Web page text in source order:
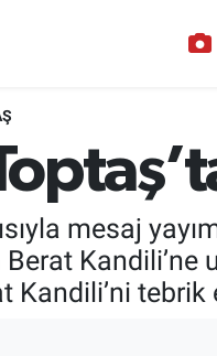
mesaj
Kandili’ne
Kandili’ni tebrik